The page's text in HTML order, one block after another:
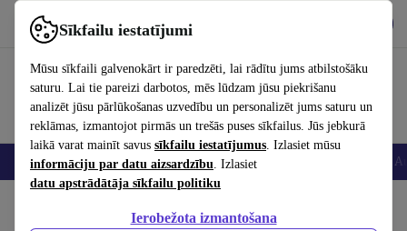
Sīkfailu iestatījumi
Mūsu sīkfaili galvenokārt ir paredzēti, lai rādītu jums atbilstošāku
saturu. Lai tie pareizi darbotos, mēs lūdzam jūsu piekrišanu
analizēt jūsu pārlūkošanas uzvedību un personalizēt jums saturu un
reklāmas, izmantojot pirmās un trešās puses sīkfailus. Jūs jebkurā
laikā varat mainīt savus sīkfailu iestatījumus. Izlasiet mūsu
informāciju par datu aizsardzību. Izlasiet
datu apstrādātāja sīkfailu politiku
Ierobežota izmantošana
Izmantojiet refurbed ātri un viegli
Viedtālruņi Portatīvie datori Planšetes Viedpulksteņi